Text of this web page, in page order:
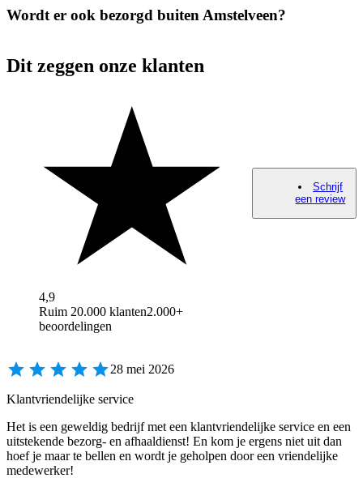
Wordt er ook bezorgd buiten Amstelveen?
Dit zeggen onze klanten
4,9
Ruim 20.000 klanten2.000+
beoordelingen
Schrijf
een review
28 mei 2026
Klantvriendelijke service
Het is een geweldig bedrijf met een klantvriendelijke service en een
uitstekende bezorg- en afhaaldienst! En kom je ergens niet uit dan
hoef je maar te bellen en wordt je geholpen door een vriendelijke
medewerker!